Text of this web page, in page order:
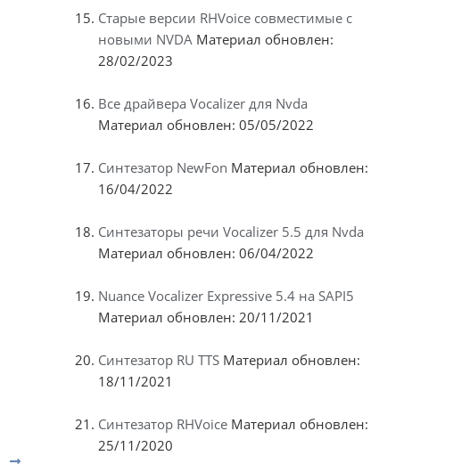
Старые версии RHVoice совместимые с
новыми NVDA Материал обновлен:
28/02/2023
Все драйвера Vocalizer для Nvda
Материал обновлен: 05/05/2022
Синтезатор NewFon Материал обновлен:
16/04/2022
Синтезаторы речи Vocalizer 5.5 для Nvda
Материал обновлен: 06/04/2022
Nuance Vocalizer Expressive 5.4 на SAPI5
Материал обновлен: 20/11/2021
Синтезатор RU TTS Материал обновлен:
18/11/2021
Синтезатор RHVoice Материал обновлен:
25/11/2020